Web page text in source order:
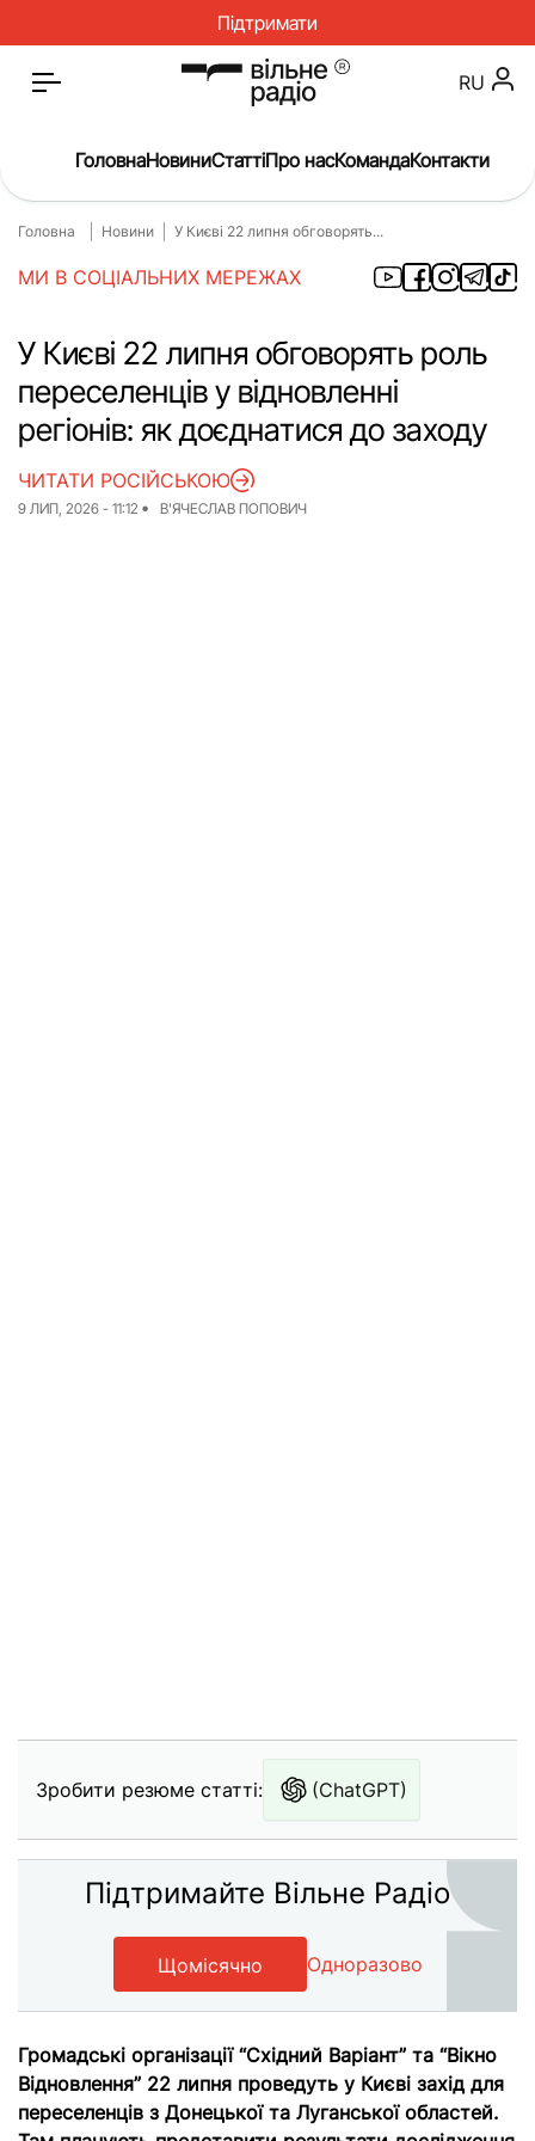
Підтримати
Головна
Новини
Окупація
Про нас
Війна
Гроші
Освіта
Інструкції
Медицина
ЖКГ
RU
ГоловнаНовиниСтаттіПро насКомандаКонтакти
Головна Новини У Києві 22 липня обговорять...
МИ В СОЦІАЛЬНИХ МЕРЕЖАХ
У Києві 22 липня обговорять роль
переселенців у відновленні
регіонів: як доєднатися до заходу
9 ЛИП, 2026 - 11:12 В'ЯЧЕСЛАВ ПОПОВИЧ
ЧИТАТИ РОСІЙСЬКОЮ
Зробити резюме статті: (ChatGPT)
Підтримайте Вільне Радіо
Щомісячно Одноразово
Громадські організації “Східний Варіант” та “Вікно
Відновлення” 22 липня проведуть у Києві захід для
переселенців з Донецької та Луганської областей.